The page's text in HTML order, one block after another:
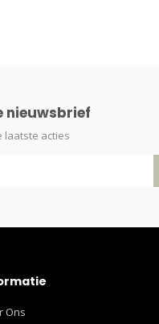
nieuwsbrief
laatste acties
Ons